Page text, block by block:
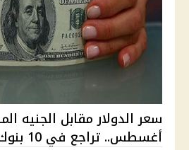
أغسطس.. تراجع في 10 بنوك وارت...